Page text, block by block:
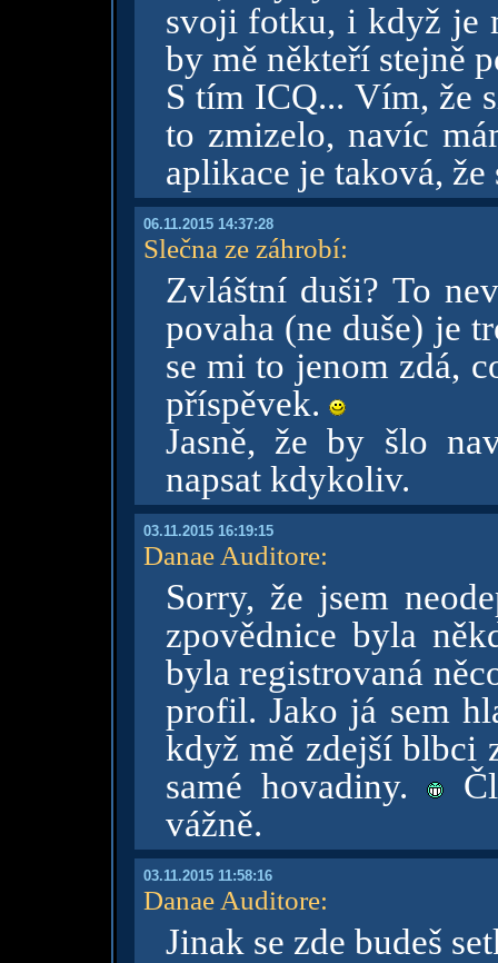
svoji fotku, i když je
by mě někteří stejně
S tím ICQ... Vím, že
to zmizelo, navíc
aplikace je taková,
06.11.2015 14:37:28
Slečna ze záhrobí:
Zvláštní duši? To
povaha (ne duše) je
se mi to jenom zdá,
příspěvek.
Jasně, že by šlo
napsat kdykoliv.
03.11.2015 16:19:15
Danae Auditore:
Sorry, že jsem
zpovědnice byla
byla registrovaná
profil. Jako já sem
když mě zdejší blbci
samé hovadiny.
vážně.
03.11.2015 11:58:16
Danae Auditore:
Jinak se zde budeš